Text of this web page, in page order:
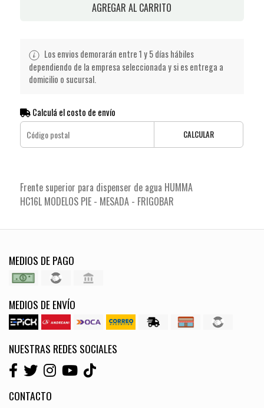
AGREGAR AL CARRITO
Los envios demorarán entre 1 y 5 días hábiles
dependiendo de la empresa seleccionada y si es entrega a
domicilio o sucursal.
Calculá el costo de envío
CALCULAR
Frente superior para dispenser de agua HUMMA
HC16L MODELOS PIE - MESADA - FRIGOBAR
MEDIOS DE PAGO
MEDIOS DE ENVÍO
NUESTRAS REDES SOCIALES
CONTACTO